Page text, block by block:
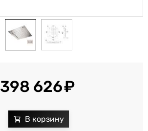
398 626